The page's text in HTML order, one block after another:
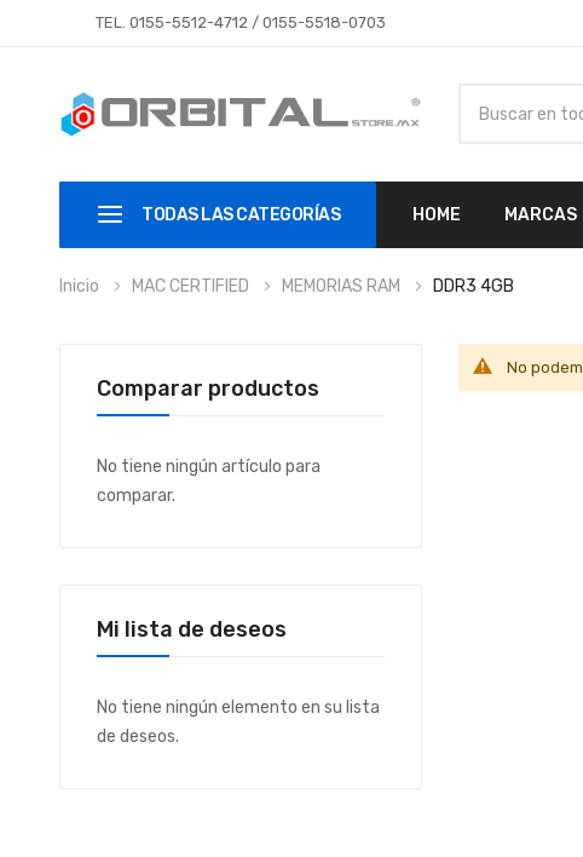
TEL. 0155-5512-4712/ 0155-5518-0703
TODAS LAS CATEGORÍAS HOME MARCAS
Inicio MAC CERTIFIED MEMORIAS RAM DDR3 4GB
No
Comparar productos
No tiene ningún artículo para
comparar.
Mi lista de deseos
No tiene ningún elemento en su lista
de deseos.